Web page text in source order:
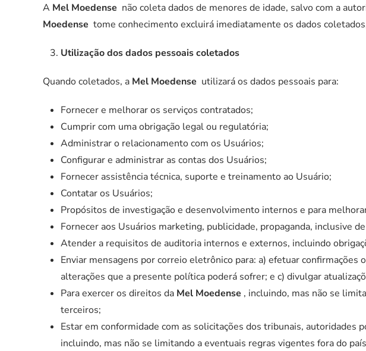
A Mel Moedense não coleta dados de menores de idade, salvo com a
Moedense tome conhecimento excluirá imediatamente os dados
Utilização dos dados pessoais coletados
Quando coletados, a Mel Moedense utilizará os dados pessoais para:
Fornecer e melhorar os serviços contratados;
Cumprir com uma obrigação legal ou regulatória;
Administrar o relacionamento com os Usuários;
Configurar e administrar as contas dos Usuários;
Fornecer assistência técnica, suporte e treinamento ao Usuário;
Contatar os Usuários;
Propósitos de investigação e desenvolvimento internos e para
Fornecer aos Usuários marketing, publicidade, propaganda, inclusive
Atender a requisitos de auditoria internos e externos, incluindo
Enviar mensagens por correio eletrônico para: a) efetuar
alterações que a presente política poderá sofrer; e c) divulgar
Para exercer os direitos da Mel Moedense , incluindo, mas não se
terceiros;
Estar em conformidade com as solicitações dos tribunais,
incluindo, mas não se limitando a eventuais regras vigentes fora do